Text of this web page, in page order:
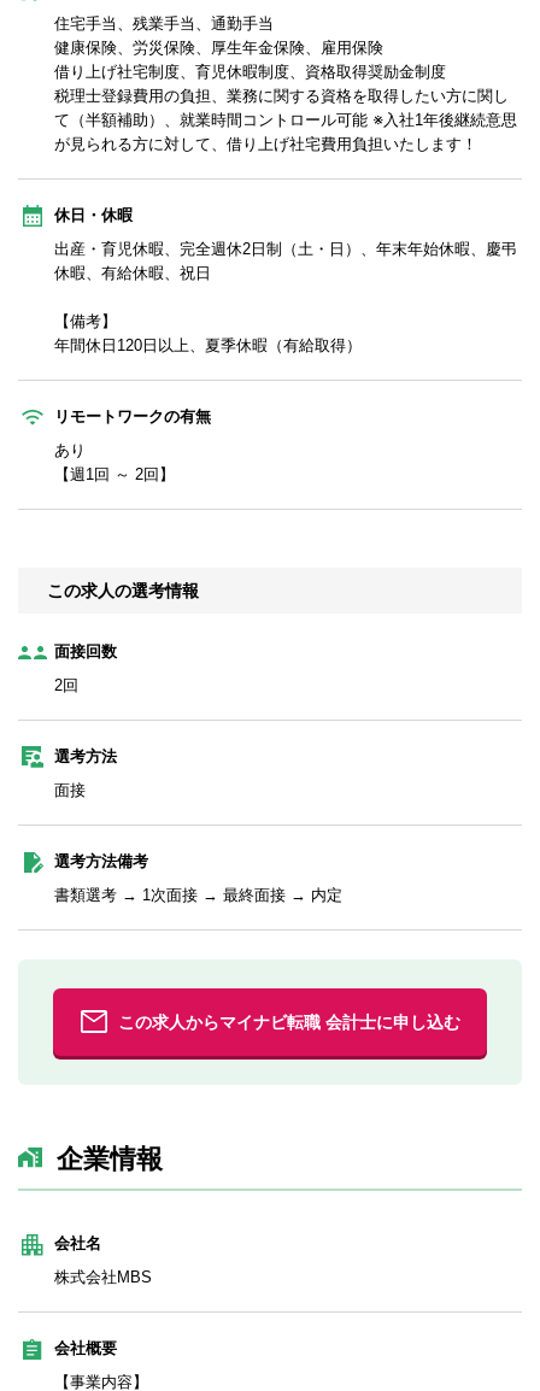
住宅手当、残業手当、通勤手当
健康保険、労災保険、厚生年金保険、雇用保険
借り上げ社宅制度、育児休暇制度、資格取得奨励金制度
税理士登録費用の負担、業務に関する資格を取得したい方に関し
て（半額補助）、就業時間コントロール可能 ※入社1年後継続意思
が見られる方に対して、借り上げ社宅費用負担いたします！
休日・休暇
出産・育児休暇、完全週休2日制（土・日）、年末年始休暇、慶弔
休暇、有給休暇、祝日
【備考】
年間休日120日以上、夏季休暇（有給取得）
リモートワークの有無
あり
【週1回 ～ 2回】
この求人の選考情報
面接回数
2回
選考方法
面接
選考方法備考
書類選考 → 1次面接 → 最終面接 → 内定
この求人からマイナビ転職 会計士に申し込む
企業情報
会社名
株式会社MBS
会社概要
【事業内容】